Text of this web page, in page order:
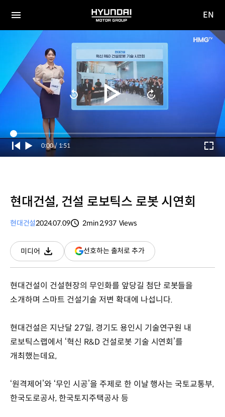
전체
HYUNDAI
MOTOR
GROUP
사이
EN
Current
Time
0:00 / Duration
1:51
현대건설, 건설 로보틱스 로봇 시연회
현대건설2024.07.09
2min2,937 Views
미디어
다운로드
선호하는 출처로 추가(새
창
현대건설이 건설현장의 무인화를 앞당길 첨단 로봇들을
소개하며 스마트 건설기술 저변 확대에 나섭니다.
현대건설은 지난달 27일, 경기도 용인시 기술연구원 내
로보틱스랩에서 ‘혁신 R&D 건설로봇 기술 시연회’를
개최했는데요,
‘원격제어’와 ‘무인 시공’을 주제로 한 이날 행사는 국토교통부,
한국도로공사, 한국토지주택공사 등